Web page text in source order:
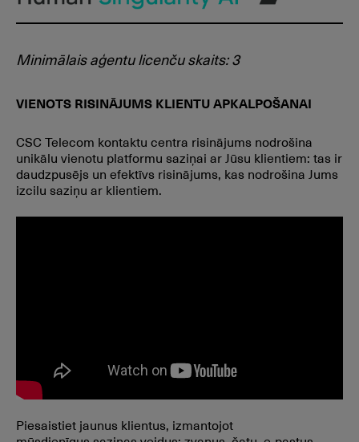
Minimālais aģentu licenču skaits: 3
VIENOTS RISINĀJUMS KLIENTU APKALPOŠANAI
CSC Telecom kontaktu centra risinājums nodrošina
unikālu vienotu platformu saziņai ar Jūsu klientiem: tas ir
daudzpusējs un efektīvs risinājums, kas nodrošina Jums
izcilu saziņu ar klientiem.
Piesaistiet jaunus klientus, izmantojot